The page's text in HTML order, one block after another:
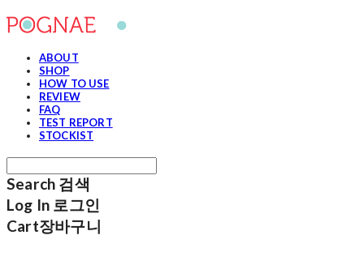
ABOUT
SHOP
HOW TO USE
REVIEW
FAQ
TEST REPORT
STOCKIST
Search 검색
Log In 로그인
Cart장바구니